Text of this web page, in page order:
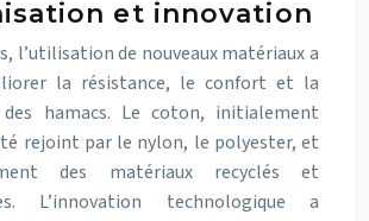
et innovation
l’utilisation de nouveaux matériaux a
la résistance, le confort et la
hamacs. Le coton, initialement
rejoint par le nylon, le polyester, et
des matériaux recyclés et
L’innovation technologique a